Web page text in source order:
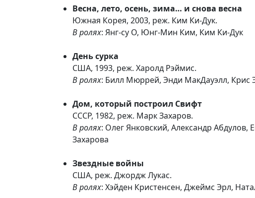
Весна, лето, осень, зима… и снова весна
Южная Корея, 2003, реж. Ким Ки-Дук.
В ролях: Янг-су О, Юнг-Мин Ким, Ким Ки-Дук
День сурка
США, 1993, реж. Харолд Рэймис.
В ролях: Билл Мюррей, Энди МакДауэлл, Крис
Дом, который построил Свифт
СССР, 1982, реж. Марк Захаров.
В ролях: Олег Янковский, Александр
Захарова
Звездные войны
США, реж. Джордж Лукас.
В ролях: Хэйден Кристенсен, Джеймс Эрл,